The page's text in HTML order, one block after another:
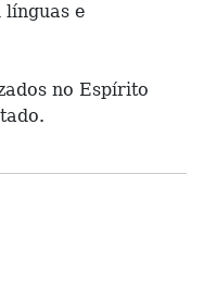
línguas e
no Espírito